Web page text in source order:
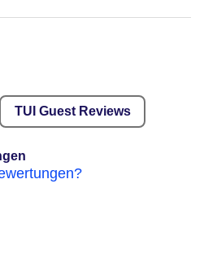
TUI Guest Reviews